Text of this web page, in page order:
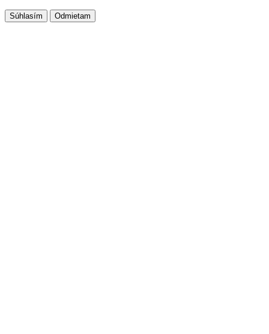
Súhlasím Odmietam